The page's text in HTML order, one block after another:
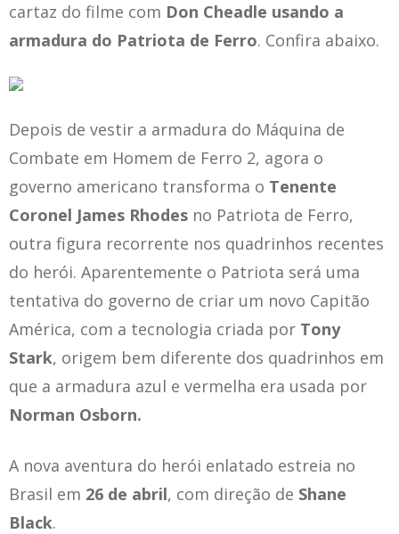
cartaz do filme com Don Cheadle usando a
armadura do Patriota de Ferro. Confira abaixo.
Depois de vestir a armadura do Máquina de
Combate em Homem de Ferro 2, agora o
governo americano transforma o Tenente
Coronel James Rhodes no Patriota de Ferro,
outra figura recorrente nos quadrinhos recentes
do herói. Aparentemente o Patriota será uma
tentativa do governo de criar um novo Capitão
América, com a tecnologia criada por Tony
Stark, origem bem diferente dos quadrinhos em
que a armadura azul e vermelha era usada por
Norman Osborn.
A nova aventura do herói enlatado estreia no
Brasil em 26 de abril, com direção de Shane
Black.